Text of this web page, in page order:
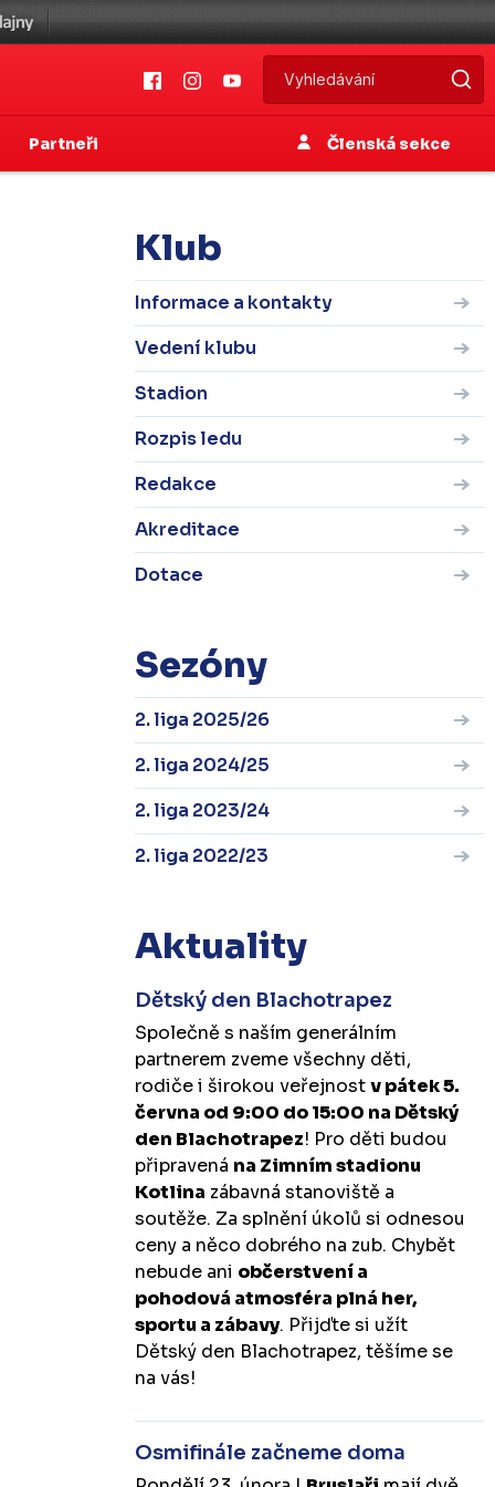
Partneři Členská sekce
Klub
Informace a kontakty
Vedení klubu
Stadion
Rozpis ledu
Redakce
Akreditace
Dotace
Sezóny
2. liga 2025/26
2. liga 2024/25
2. liga 2023/24
2. liga 2022/23
Aktuality
Dětský den Blachotrapez
Společně s naším generálním
partnerem zveme všechny děti,
rodiče i širokou veřejnostv pátek 5.
června od 9:00 do 15:00 na Dětský
den Blachotrapez! Pro děti budou
připravená na Zimním stadionu
Kotlina zábavná stanoviště a
soutěže. Za splnění úkolů si odnesou
ceny a něco dobrého na zub. Chybět
nebude ani občerstvení a
pohodová atmosféra plná her,
sportu a zábavy. Přijďte si užít
Dětský den Blachotrapez, těšíme se
na vás!
Osmifinále začneme doma